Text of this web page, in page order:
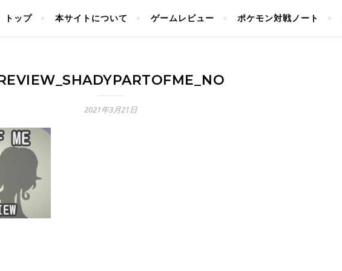
トップ 本サイトについて ゲームレビュー ポケモン対戦ノート
2021年3月21日